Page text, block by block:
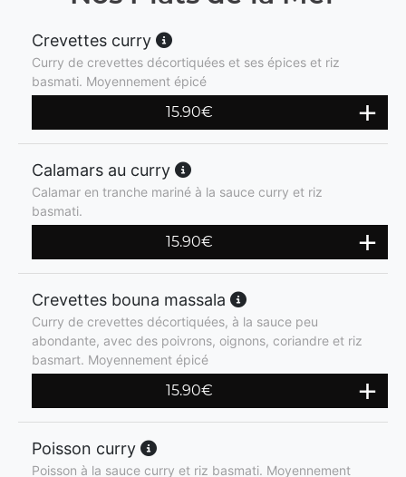
Crevettes curry
Curry de crevettes décortiquées et ses épices et riz
basmati. Moyennement épicé
15.90€
Calamars au curry
Calamar en tranche mariné à la sauce curry et riz
basmati.
15.90€
Crevettes bouna massala
Curry de crevettes décortiquées, à la sauce peu
abondante, avec des poivrons, oignons, coriandre et riz
basmart. Moyennement épicé
15.90€
Poisson curry
Poisson à la sauce curry et riz basmati. Moyennement